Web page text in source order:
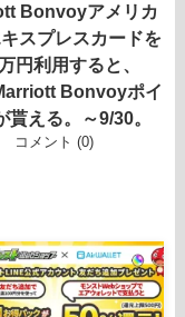
Bonvoyアメリカ
スプレスカードを
円利用すると、
Bonvoyポイ
貰える。～9/30。
コメント (0)